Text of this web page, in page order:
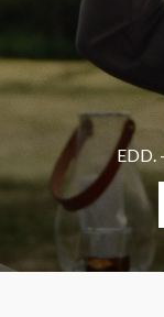
EDD.